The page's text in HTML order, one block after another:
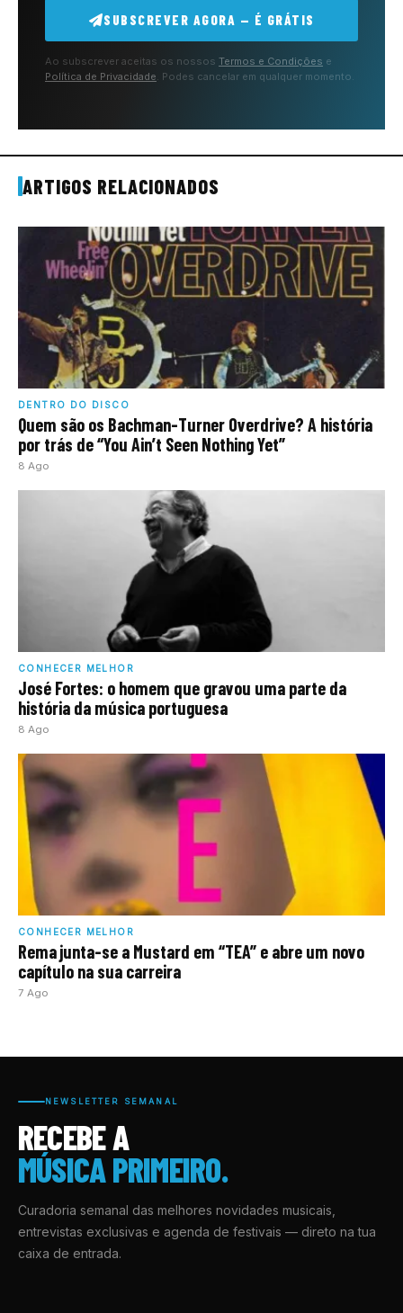
SUBSCREVER AGORA — É GRÁTIS
Ao subscrever aceitas os nossos Termos e Condições e
Política de Privacidade. Podes cancelar em qualquer momento.
ARTIGOS RELACIONADOS
DENTRO DO DISCO
Quem são os Bachman-Turner Overdrive? A história
por trás de “You Ain’t Seen Nothing Yet”
8 Ago
CONHECER MELHOR
José Fortes: o homem que gravou uma parte da
história da música portuguesa
8 Ago
CONHECER MELHOR
Rema junta-se a Mustard em “TEA” e abre um novo
capítulo na sua carreira
7 Ago
NEWSLETTER SEMANAL
RECEBE A
MÚSICA PRIMEIRO.
Curadoria semanal das melhores novidades musicais,
entrevistas exclusivas e agenda de festivais — direto na tua
caixa de entrada.